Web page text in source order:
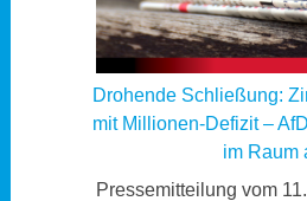
Drohende Schließung:
mit Millionen-Defizit –
im Raum
Pressemitteilung vom